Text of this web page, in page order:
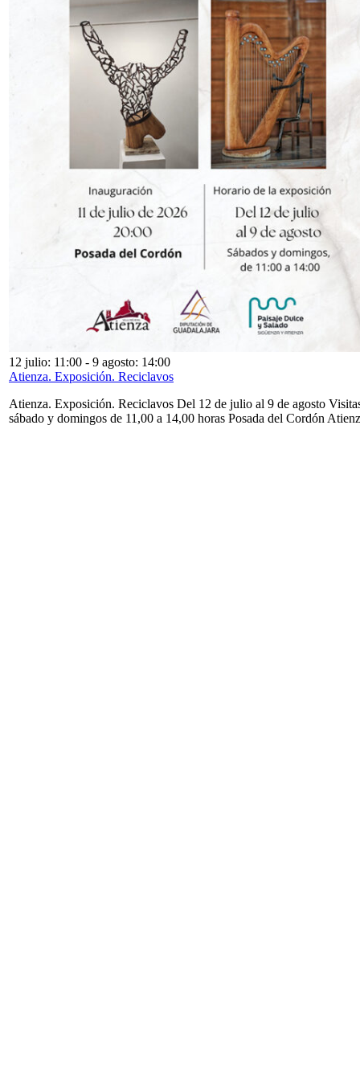
12 julio: 11:00 - 9 agosto: 14:00
Atienza. Exposición. Reciclavos
Atienza. Exposición. Reciclavos Del 12 de julio al 9 de agosto
sábado y domingos de 11,00 a 14,00 horas Posada del Cordón